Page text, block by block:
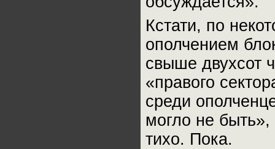
Кстати, по
ополчением
свыше двухсот
«правого
среди
могло не
тихо. Пока.